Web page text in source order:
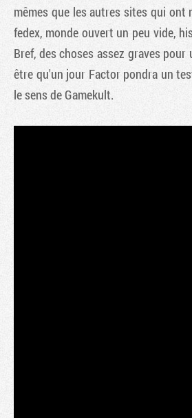
mêmes que les autres sites qui
fedex, monde ouvert un peu vide,
Bref, des choses assez graves
être qu'un jour Factor pondra un
le sens de Gamekult.